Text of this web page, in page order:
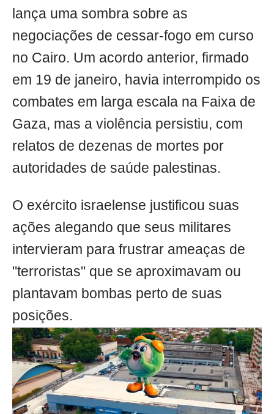
lança uma sombra sobre as
negociações de cessar-fogo em curso
no Cairo. Um acordo anterior, firmado
em 19 de janeiro, havia interrompido os
combates em larga escala na Faixa de
Gaza, mas a violência persistiu, com
relatos de dezenas de mortes por
autoridades de saúde palestinas.
O exército israelense justificou suas
ações alegando que seus militares
intervieram para frustrar ameaças de
"terroristas" que se aproximavam ou
plantavam bombas perto de suas
posições.